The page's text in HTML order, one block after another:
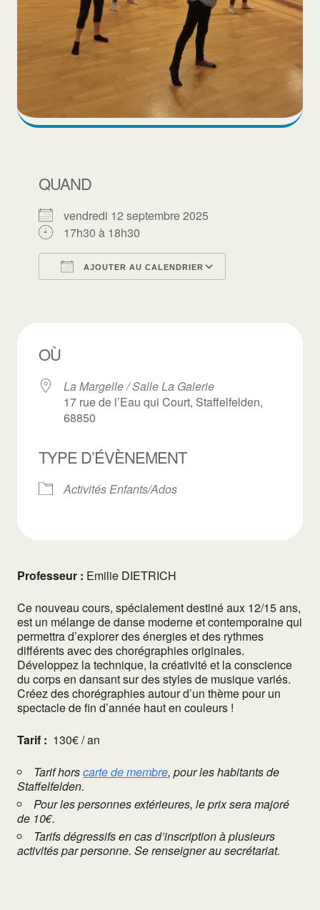
QUAND
vendredi 12 septembre 2025
17h30 à 18h30
AJOUTER AU CALENDRIER
OÙ
La Margelle / Salle La Galerie
17 rue de l’Eau qui Court, Staffelfelden,
68850
TYPE D’ÉVÈNEMENT
Activités Enfants/Ados
Professeur : Emilie DIETRICH
Ce nouveau cours, spécialement destiné aux 12/15 ans,
est un mélange de danse moderne et contemporaine qui
permettra d’explorer des énergies et des rythmes
différents avec des chorégraphies originales.
Développez la technique, la créativité et la conscience
du corps en dansant sur des styles de musique variés.
Créez des chorégraphies autour d’un thème pour un
spectacle de fin d’année haut en couleurs !
Tarif : 130€ / an
Tarif horscarte de membre, pour les habitants de
Staffelfelden.
Pour les personnes extérieures, le prix sera majoré
de 10€.
Tarifs dégressifs en cas d’inscription à plusieurs
activités par personne. Se renseigner au secrétariat.